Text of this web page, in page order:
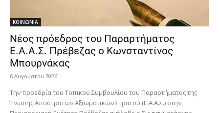
ΚΟΙΝΩΝΙΑ
Νέος πρόεδρος του Παραρτήματος
Ε.Α.Α.Σ. Πρέβεζας ο Κωνσταντίνος
Μπουρνάκας
6 Αυγούστου 2026
Την προεδρία του Τοπικού Συμβουλίου του Παραρτήματος της
Ένωσης Αποστράτων Αξιωματικών Στρατού (Ε.Α.Α.Σ.) στην